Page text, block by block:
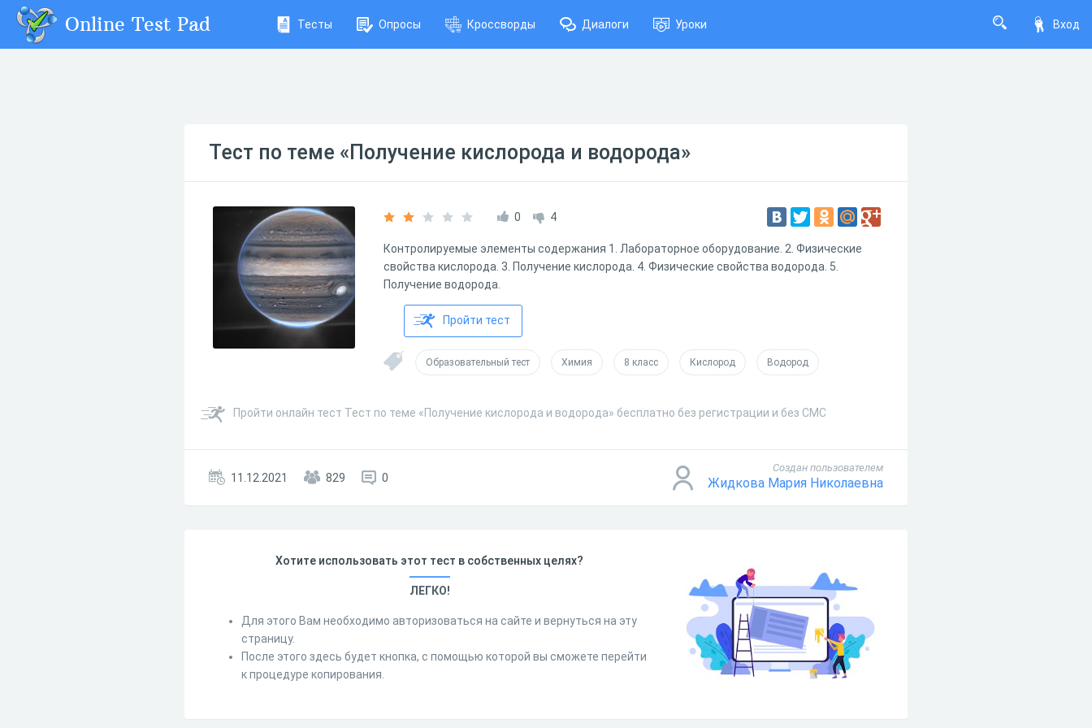
Вход
Online Test Pad Тесты Опросы Кроссворды Диалоги Уроки
Тест по теме «Получение кислорода и водорода»
0 4
Контролируемые элементы содержания 1. Лабораторное оборудование. 2. Физические
свойства кислорода. 3. Получение кислорода. 4. Физические свойства водорода. 5.
Получение водорода.
Пройти тест
Образовательный тест Химия 8 класс Кислород Водород
Пройти онлайн тест Тест по теме «Получение кислорода и водорода» бесплатно без регистрации и без СМС
11.12.2021 829 0
Создан пользователем
Жидкова Мария Николаевна
Хотите использовать этот тест в собственных целях?
ЛЕГКО!
Для этого Вам необходимо авторизоваться на сайте и вернуться на эту
страницу.
После этого здесь будет кнопка, с помощью которой вы сможете перейти
к процедуре копирования.